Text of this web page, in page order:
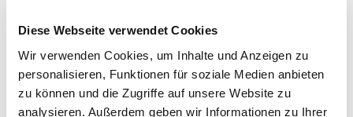
Diese Webseite verwendet Cookies
Wir verwenden Cookies, um Inhalte und Anzeigen zu
personalisieren, Funktionen für soziale Medien anbieten
zu können und die Zugriffe auf unsere Website zu
analysieren. Außerdem geben wir Informationen zu Ihrer
1 x Grauburgunder Kabinett trocken
1 x Pinot Sekt brut
Ihr Ansprechpartnerin bei Fragen zur Mitgliederwerbung: